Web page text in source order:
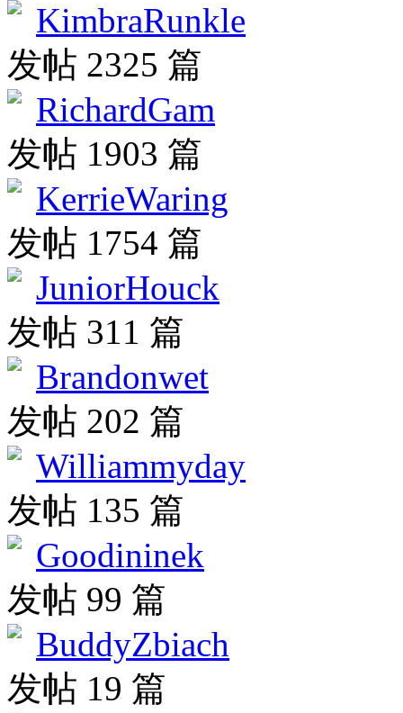
KimbraRunkle
发帖 2325 篇
RichardGam
发帖 1903 篇
KerrieWaring
发帖 1754 篇
JuniorHouck
发帖 311 篇
Brandonwet
发帖 202 篇
Williammyday
发帖 135 篇
Goodininek
发帖 99 篇
BuddyZbiach
发帖 19 篇